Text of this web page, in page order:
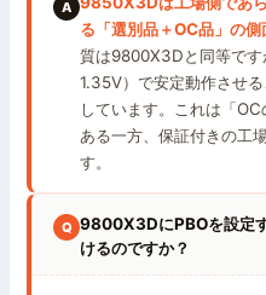
る「選別品＋OC品」の
質は9800X3Dと同等です
1.35V）で安定動作させ
しています。これは「
ある一方、保証付きの工
す。
9800X3DにPBOを設定
けるのですか？